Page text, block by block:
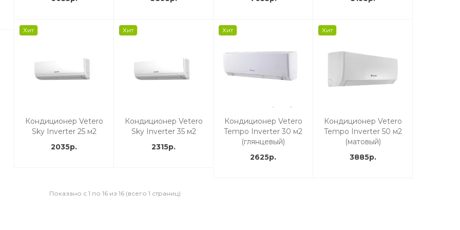
Хит
Кондиционер Vetero
Sky Inverter 25 м2
2035р.
Хит
Кондиционер Vetero
Sky Inverter 35 м2
2315р.
Хит
Кондиционер Vetero
Tempo Inverter 30 м2
(глянцевый)
2625р.
Хит
Кондиционер Vetero
Tempo Inverter 50 м2
(матовый)
3885р.
Показано с 1 по 16 из 16 (всего 1 страниц)